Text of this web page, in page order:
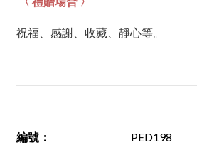
祝福、感謝、收藏、靜心等。
編號 ： PED198